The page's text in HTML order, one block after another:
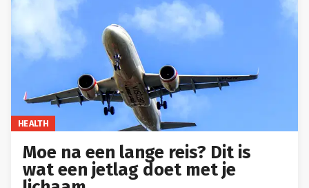
HEALTH
Moe na een lange reis? Dit is
wat een jetlag doet met je